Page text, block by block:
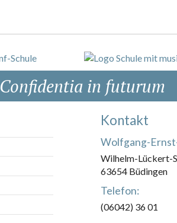
Confidentia in futurum
Kontakt
Wolfgang-
Wilhelm-Lückert-
63654 Büdingen
Telefon:
(06042) 36 01